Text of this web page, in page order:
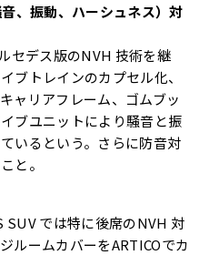
、振動、ハーシュネス）対
セデス版のNVH 技術を継
ブトレインのカプセル化、
ャリアフレーム、ゴムブッ
ブユニットにより騒音と振
いるという。さらに防音対
と。
SUV では特に後席のNVH 対
ルームカバーをARTICOでカ